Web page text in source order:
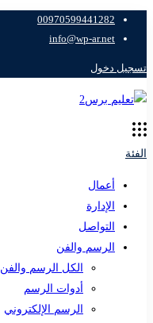
00970599441282
info@wp-ar.net
تسجيل دخول
الفئة
أعمال
الإدارة
التواصل
الرسم والفن
الكل الرسم والفن
أدوات الرسم
الرسم الإلكتروني